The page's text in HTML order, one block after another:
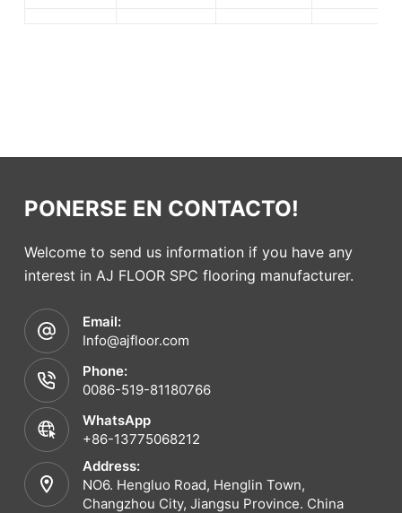
PONERSE EN CONTACTO!
Welcome to send us information if you have any
interest in AJ FLOOR SPC flooring manufacturer.
Email:
Info@ajfloor.com
Phone:
0086-519-81180766
WhatsApp
+86-13775068212
Address:
NO6. Hengluo Road, Henglin Town,
Changzhou City, Jiangsu Province. China